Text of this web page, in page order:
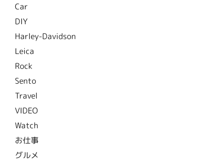
Car
DIY
Harley-Davidson
Leica
Rock
Sento
Travel
VIDEO
Watch
お仕事
グルメ